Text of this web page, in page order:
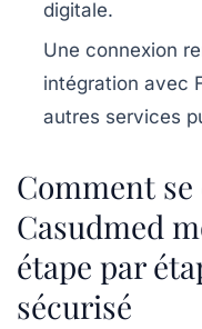
digitale.
Une connexion
intégration avec
autres services
Comment
Casudmed
étape par
sécurisé